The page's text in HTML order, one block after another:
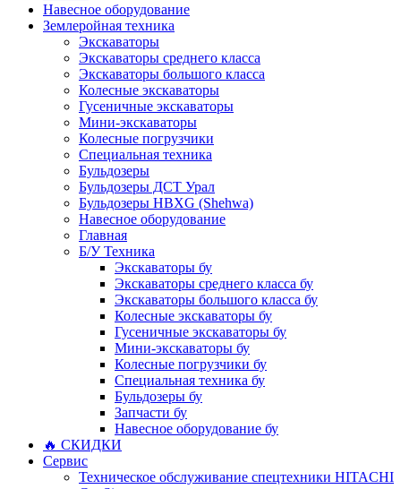
Навесное оборудование
Землеройная техника
Экскаваторы
Экскаваторы среднего класса
Экскаваторы большого класса
Колесные экскаваторы
Гусеничные экскаваторы
Мини-экскаваторы
Колесные погрузчики
Специальная техника
Бульдозеры
Бульдозеры ДСТ Урал
Бульдозеры HBXG (Shehwa)
Навесное оборудование
Главная
Б/У Техника
Экскаваторы бу
Экскаваторы среднего класса бу
Экскаваторы большого класса бу
Колесные экскаваторы бу
Гусеничные экскаваторы бу
Мини-экскаваторы бу
Колесные погрузчики бу
Специальная техника бу
Бульдозеры бу
Запчасти бу
Навесное оборудование бу
🔥 СКИДКИ
Сервис
Техническое обслуживание спецтехники HITACHI